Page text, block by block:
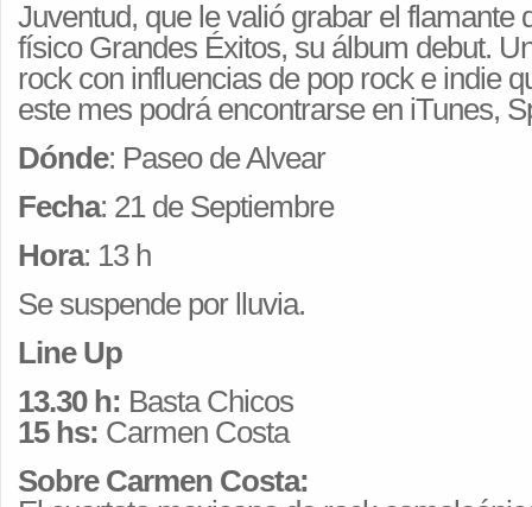
Juventud, que le valió grabar el flamante
físico Grandes Éxitos, su álbum debut.
rock con influencias de pop rock e indie
este mes podrá encontrarse en iTunes,
Dónde: Paseo de Alvear
Fecha: 21 de Septiembre
Hora: 13 h
Se suspende por lluvia.
Line Up
13.30 h: Basta Chicos
15 hs: Carmen Costa
Sobre Carmen Costa: